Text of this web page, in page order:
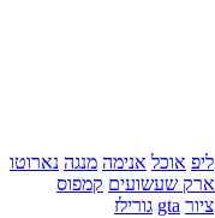
אוכל אנימה מנגה נארוטו
שעשועים קמפוס
ציור gta גורילז